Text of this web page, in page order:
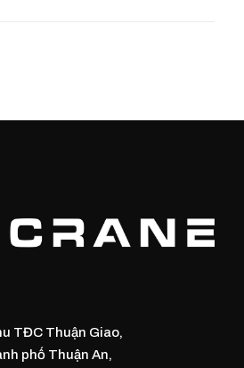
TĐC Thuận Giao,
phố Thuận An,